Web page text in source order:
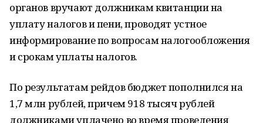
органов вручают должникам квитанции на
уплату налогов и пени, проводят устное
информирование по вопросам налогообложения
и срокам уплаты налогов.
По результатам рейдов бюджет пополнился на
1,7 млн рублей, причем 918 тысяч рублей
должниками уплачено во время проведения